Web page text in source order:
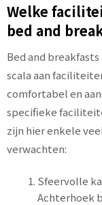
Welke
bed and
Bed and
scala aan
comfortabel en
specifieke
zijn hier enkele
verwachten:
Sfeervolle
Achterhoek